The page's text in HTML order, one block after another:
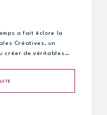
a fait éclore la
Créatives, un
créer de véritables…